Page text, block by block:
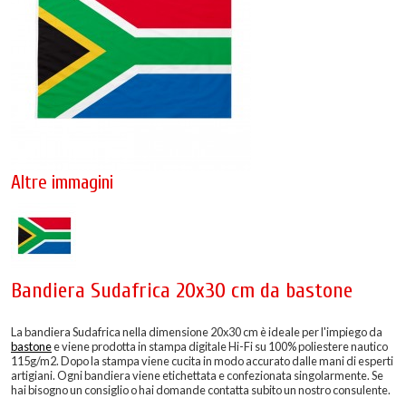
Altre immagini
Bandiera Sudafrica 20x30 cm da bastone
La bandiera Sudafrica nella dimensione 20x30 cm è ideale per l'impiego da
bastonee viene prodotta in stampa digitale Hi-Fi su 100% poliestere nautico
115g/m2. Dopo la stampa viene cucita in modo accurato dalle mani di esperti
artigiani. Ogni bandiera viene etichettata e confezionata singolarmente. Se
hai bisogno un consiglio o hai domande contatta subito un nostro consulente.